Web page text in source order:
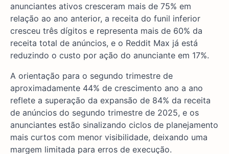
anunciantes ativos cresceram mais de 75% em
relação ao ano anterior, a receita do funil inferior
cresceu três dígitos e representa mais de 60% da
receita total de anúncios, e o Reddit Max já está
reduzindo o custo por ação do anunciante em 17%.
A orientação para o segundo trimestre de
aproximadamente 44% de crescimento ano a ano
reflete a superação da expansão de 84% da receita
de anúncios do segundo trimestre de 2025, e os
anunciantes estão sinalizando ciclos de planejamento
mais curtos com menor visibilidade, deixando uma
margem limitada para erros de execução.